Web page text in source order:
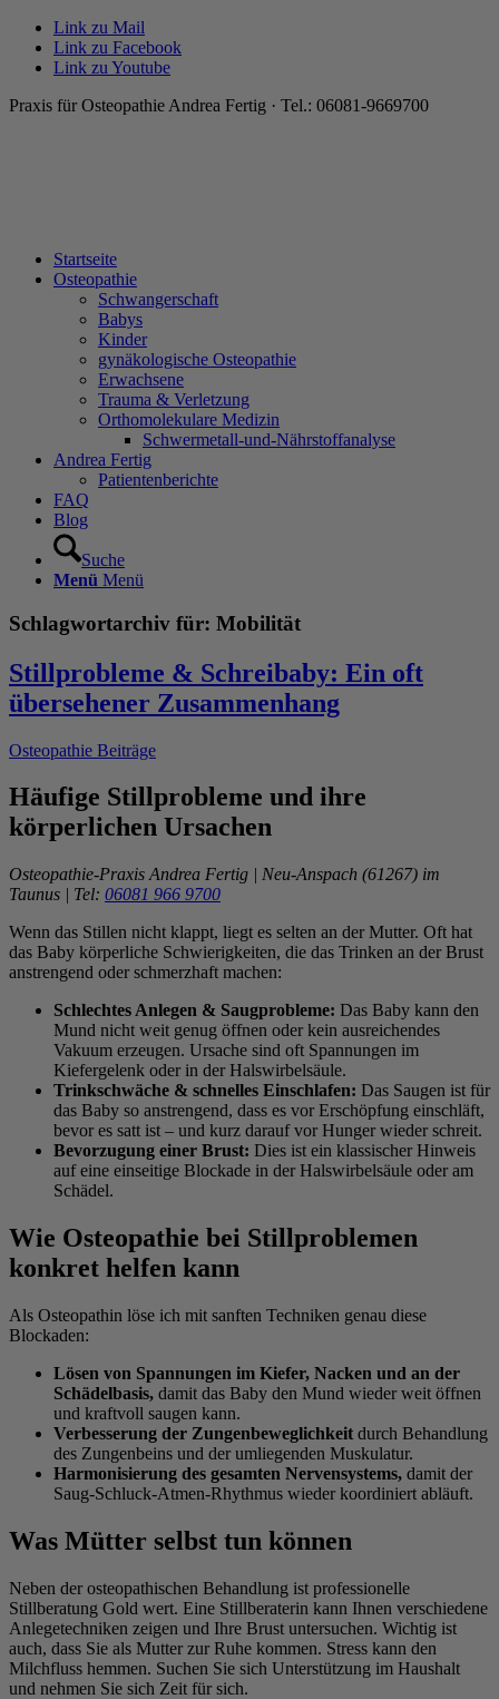
Link zu Mail
Link zu Facebook
Link zu Youtube
Praxis für Osteopathie Andrea Fertig · Tel.: 06081-9669700
Startseite
Osteopathie
Schwangerschaft
Babys
Kinder
gynäkologische Osteopathie
Erwachsene
Trauma & Verletzung
Orthomolekulare Medizin
Schwermetall-und-Nährstoffanalyse
Andrea Fertig
Patientenberichte
FAQ
Blog
Suche
Menü Menü
Schlagwortarchiv für: Mobilität
Stillprobleme & Schreibaby: Ein oft
übersehener Zusammenhang
Osteopathie Beiträge
Häufige Stillprobleme und ihre
körperlichen Ursachen
Osteopathie-Praxis Andrea Fertig | Neu-Anspach (61267) im
Taunus | Tel: 06081 966 9700
Wenn das Stillen nicht klappt, liegt es selten an der Mutter. Oft hat
das Baby körperliche Schwierigkeiten, die das Trinken an der Brust
anstrengend oder schmerzhaft machen:
Schlechtes Anlegen & Saugprobleme: Das Baby kann den
Mund nicht weit genug öffnen oder kein ausreichendes
Vakuum erzeugen. Ursache sind oft Spannungen im
Kiefergelenk oder in der Halswirbelsäule.
Trinkschwäche & schnelles Einschlafen: Das Saugen ist für
das Baby so anstrengend, dass es vor Erschöpfung einschläft,
bevor es satt ist – und kurz darauf vor Hunger wieder schreit.
Bevorzugung einer Brust: Dies ist ein klassischer Hinweis
auf eine einseitige Blockade in der Halswirbelsäule oder am
Schädel.
Wie Osteopathie bei Stillproblemen
konkret helfen kann
Als Osteopathin löse ich mit sanften Techniken genau diese
Blockaden:
Lösen von Spannungen im Kiefer, Nacken und an der
Schädelbasis, damit das Baby den Mund wieder weit öffnen
und kraftvoll saugen kann.
Verbesserung der Zungenbeweglichkeit durch Behandlung
des Zungenbeins und der umliegenden Muskulatur.
Harmonisierung des gesamten Nervensystems, damit der
Saug-Schluck-Atmen-Rhythmus wieder koordiniert abläuft.
Was Mütter selbst tun können
Neben der osteopathischen Behandlung ist professionelle
Stillberatung Gold wert. Eine Stillberaterin kann Ihnen verschiedene
Anlegetechniken zeigen und Ihre Brust untersuchen. Wichtig ist
auch, dass Sie als Mutter zur Ruhe kommen. Stress kann den
Milchfluss hemmen. Suchen Sie sich Unterstützung im Haushalt
und nehmen Sie sich Zeit für sich.